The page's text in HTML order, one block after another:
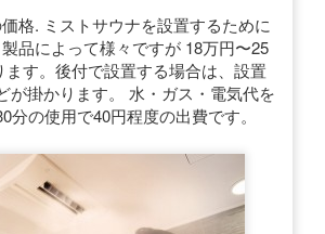
格. ミストサウナを設置するために
品によって様々ですが 18万円〜25
す。後付で設置する場合は、設置
が掛かります。 水・ガス・電気代を
分の使用で40円程度の出費です。